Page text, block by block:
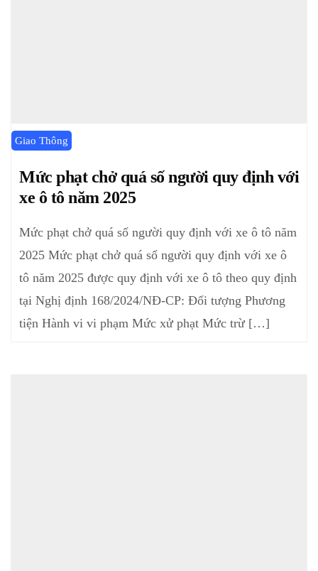
Giao Thông
Mức phạt chở quá số người quy định với
xe ô tô năm 2025
Mức phạt chở quá số người quy định với xe ô tô năm
2025 Mức phạt chở quá số người quy định với xe ô
tô năm 2025 được quy định với xe ô tô theo quy định
tại Nghị định 168/2024/NĐ-CP: Đối tượng Phương
tiện Hành vi vi phạm Mức xử phạt Mức trừ […]